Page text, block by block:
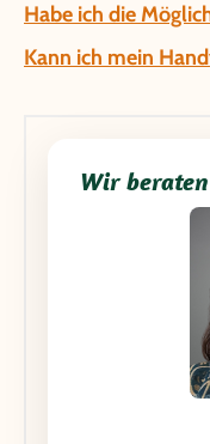
Habe ich die
Kann ich mein
Wir